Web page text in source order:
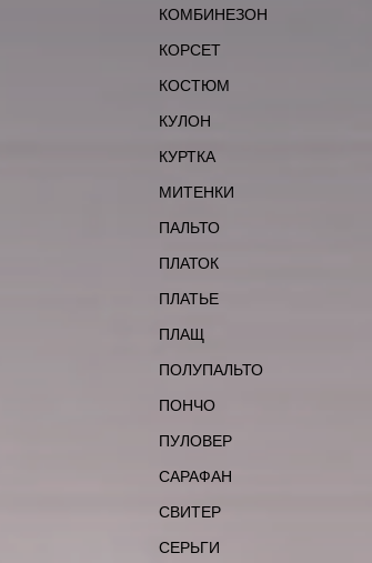
КОМБИНЕЗОН
КОРСЕТ
КОСТЮМ
КУЛОН
КУРТКА
МИТЕНКИ
ПАЛЬТО
ПЛАТОК
ПЛАТЬЕ
ПЛАЩ
ПОЛУПАЛЬТО
ПОНЧО
ПУЛОВЕР
САРАФАН
СВИТЕР
СЕРЬГИ